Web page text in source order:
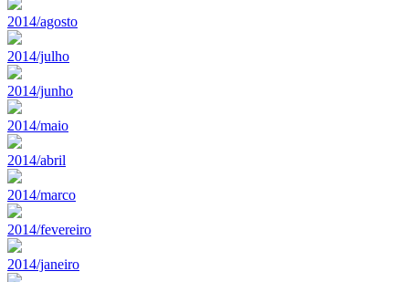
2014/agosto
2014/julho
2014/junho
2014/maio
2014/abril
2014/marco
2014/fevereiro
2014/janeiro